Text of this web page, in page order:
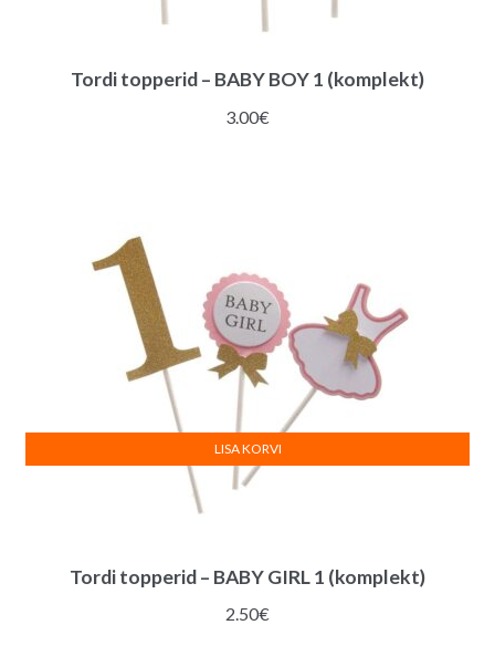
Tordi topperid – BABY BOY 1 (komplekt)
3.00€
Tordi topperid – BABY GIRL 1 (komplekt)
2.50€
LISA KORVI